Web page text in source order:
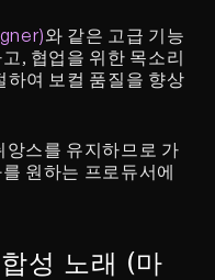
와 같은 고급 기능
, 협업을 위한 목소리
하여 보컬 품질을 향상
앙스를 유지하므로 가
원하는 프로듀서에
성 노래 (마